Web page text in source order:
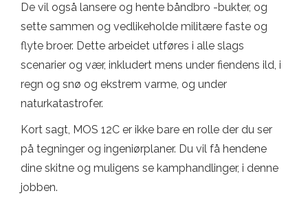
De vil også lansere og hente båndbro -bukter, og
sette sammen og vedlikeholde militære faste og
flyte broer. Dette arbeidet utføres i alle slags
scenarier og vær, inkludert mens under fiendens ild, i
regn og snø og ekstrem varme, og under
naturkatastrofer.
Kort sagt, MOS 12C er ikke bare en rolle der du ser
på tegninger og ingeniørplaner. Du vil få hendene
dine skitne og muligens se kamphandlinger, i denne
jobben.